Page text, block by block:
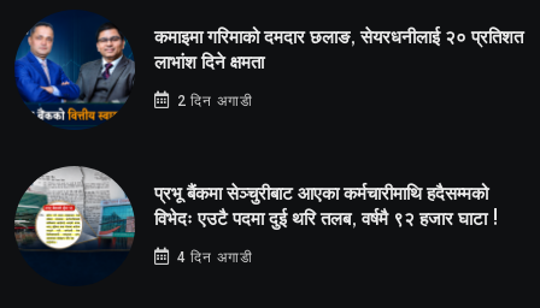
कमाइमा गरिमाको दमदार छलाङ, सेयरधनीलाई २० प्रतिशत
लाभांश दिने क्षमता
2 दिन अगाडी
प्रभू बैंकमा सेञ्चुरीबाट आएका कर्मचारीमाथि हदैसम्मको
विभेदः एउटै पदमा दुई थरि तलब, वर्षमै ९२ हजार घाटा !
4 दिन अगाडी